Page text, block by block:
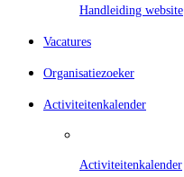
Handleiding website
Vacatures
Organisatiezoeker
Activiteitenkalender
Activiteitenkalender